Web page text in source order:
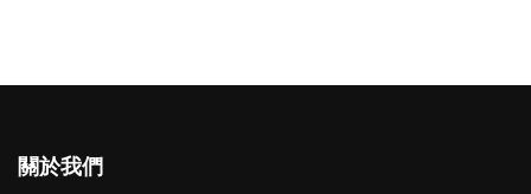
關於我們